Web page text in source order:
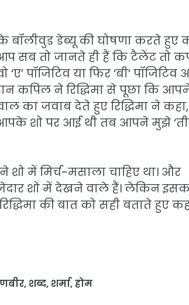
बॉलीवुड डेब्यू की घोषणा करते हुए
आप सब तो जानते ही हैं कि टैलेंट तो
पॉजिटिव या फिर ‘बी’ पॉजिटिव
कपिल ने रिद्धिमा से पूछा कि
का जवाब देते हुए रिद्धिमा ने कहा,
आपके शो पर आई थी तब आपने मुझे
में मिर्च-मसाला चाहिए था। और
शो में देखने वाले हैं। लेकिन
की बात को सही बताते हुए
, शब्द, शर्मा,होम